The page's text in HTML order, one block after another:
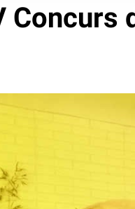
Concurs